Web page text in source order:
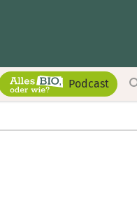
Podcast